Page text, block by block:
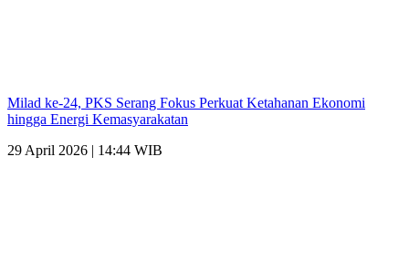
Milad ke-24, PKS Serang Fokus Perkuat Ketahanan Ekonomi
hingga Energi Kemasyarakatan
29 April 2026 | 14:44 WIB